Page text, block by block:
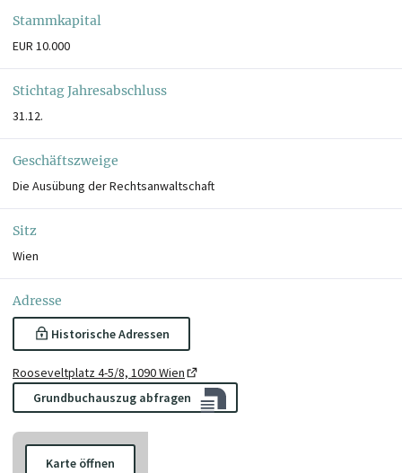
Stammkapital
EUR 10.000
Stichtag Jahresabschluss
31.12.
Geschäftszweige
Die Ausübung der Rechtsanwaltschaft
Sitz
Wien
Adresse
Historische Adressen
Rooseveltplatz 4-5/8, 1090 Wien
Grundbuchauszug abfragen
Karte öffnen